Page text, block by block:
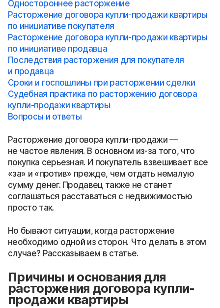
Одностороннее расторжение
Расторжение договора купли-продажи квартиры
по инициативе покупателя
Расторжение договора купли-продажи квартиры
по инициативе продавца
Последствия расторжения для покупателя
и продавца
Сроки и госпошлины при расторжении сделки
Судебная практика по расторжению договора
купли-продажи квартиры
Вопросы и ответы
Расторжение договора купли-продажи —
не частое явления. В основном из-за того, что
покупка серьезная. И покупатель взвешивает все
«за» и «против» прежде, чем отдать немалую
сумму денег. Продавец также не станет
соглашаться расставаться с недвижимостью
просто так.
Но бывают ситуации, когда расторжение
необходимо одной из сторон. Что делать в этом
случае? Рассказываем в статье.
Причины и основания для
расторжения договора купли-
продажи квартиры